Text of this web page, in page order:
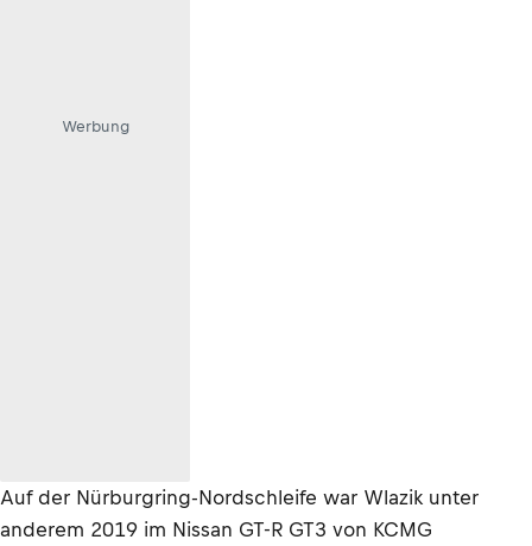
Werbung
Auf der Nürburgring-Nordschleife war Wlazik unter
anderem 2019 im Nissan GT-R GT3 von KCMG